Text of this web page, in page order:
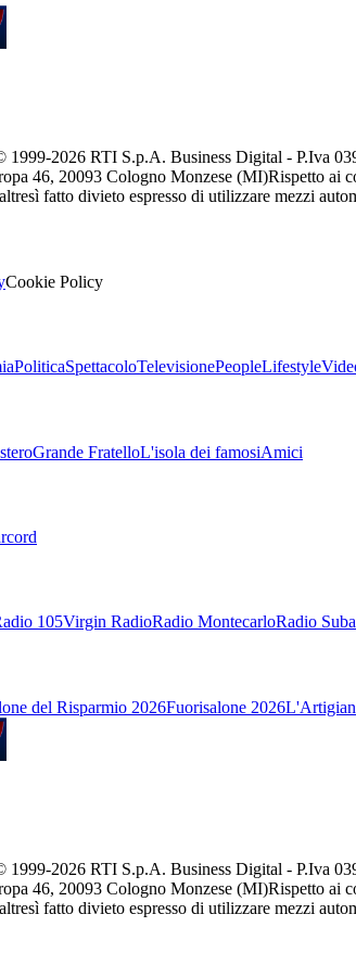
1999-2026 RTI S.p.A. Business Digital - P.Iva
46, 20093 Cologno Monzese (MI)Rispetto ai
fatto divieto espresso di utilizzare mezzi
Cookie Policy
PoliticaSpettacoloTelevisionePeopleLifestyle
Grande FratelloL'isola dei famosiAmici
105Virgin RadioRadio MontecarloRadio
del Risparmio 2026Fuorisalone 2026
1999-2026 RTI S.p.A. Business Digital - P.Iva
46, 20093 Cologno Monzese (MI)Rispetto ai
fatto divieto espresso di utilizzare mezzi